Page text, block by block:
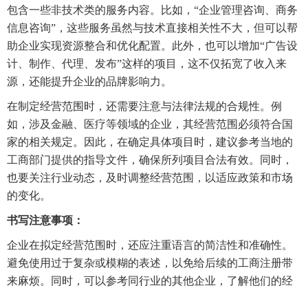
包含一些非技术类的服务内容。比如，“企业管理咨询、商务
信息咨询”，这些服务虽然与技术直接相关性不大，但可以帮
助企业实现资源整合和优化配置。此外，也可以增加“广告设
计、制作、代理、发布”这样的项目，这不仅拓宽了收入来
源，还能提升企业的品牌影响力。
在制定经营范围时，还需要注意与法律法规的合规性。例
如，涉及金融、医疗等领域的企业，其经营范围必须符合国
家的相关规定。因此，在确定具体项目时，建议参考当地的
工商部门提供的指导文件，确保所列项目合法有效。同时，
也要关注行业动态，及时调整经营范围，以适应政策和市场
的变化。
书写注意事项：
企业在拟定经营范围时，还应注重语言的简洁性和准确性。
避免使用过于复杂或模糊的表述，以免给后续的工商注册带
来麻烦。同时，可以参考同行业的其他企业，了解他们的经